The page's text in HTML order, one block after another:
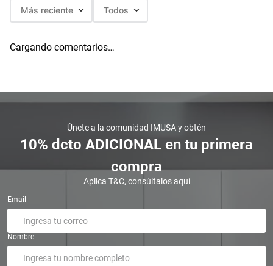
Más reciente Todos
Cargando comentarios…
Únete a la comunidad IMUSA y obtén
10% dcto ADICIONAL en tu primera
compra
Aplica T&C, consúltalos aquí
Email
Nombre